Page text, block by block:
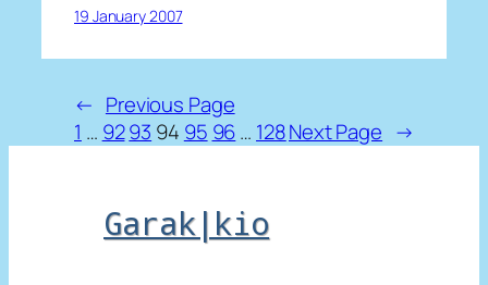
19 January 2007
← Previous Page
1 … 9293 94 95 96… 128Next Page →
Garak|kio